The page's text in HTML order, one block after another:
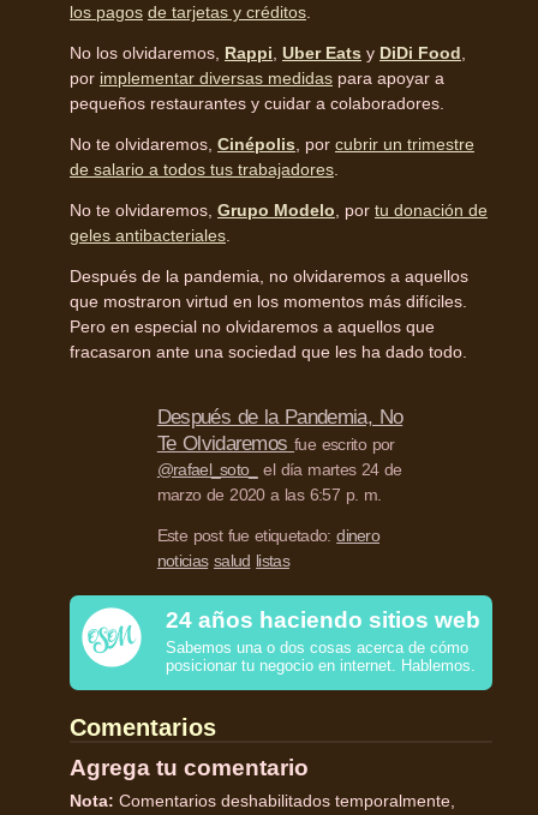
los pagos de tarjetas y créditos
No los olvidaremos, Rappi Uber Eats y DiDi Food
por implementar diversas medidas para apoyar a
pequeños restaurantes y cuidar a colaboradores.
No te olvidaremos, Cinépolis , por cubrir un trimestre
de salario a todos tus trabajadores
No te olvidaremos, Grupo Modelo , por tu donación de
geles antibacteriales
Después de la pandemia, no olvidaremos a aquellos
que mostraron virtud en los momentos más difíciles.
Pero en especial no olvidaremos a aquellos que
fracasaron ante una sociedad que les ha dado todo.
Después de la Pandemia, No
Te Olvidaremosfue escrito por
@rafael_soto_
el día martes 24 de
marzo de 2020 a las 6:57 p. m.
Este post fue etiquetado:dinero
noticias salud listas
24 años haciendo sitios web
Sabemos una o dos cosas acerca de cómo
posicionar tu negocio en internet. Hablemos.
Comentarios
Agrega tu comentario
Nota: Comentarios deshabilitados temporalmente,